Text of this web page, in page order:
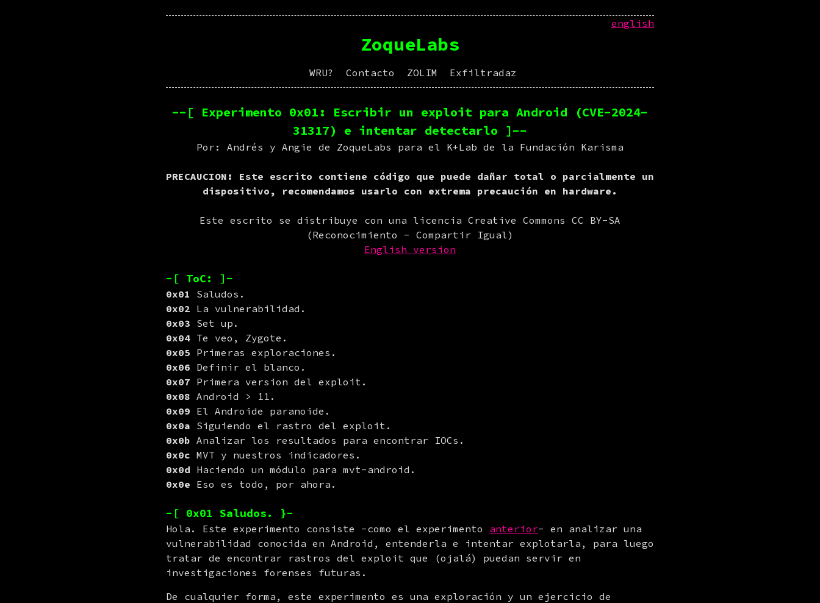
english
ZoqueLabs
WRU? Contacto ZOLIM Exfiltradaz
--[ Experimento 0x01: Escribir un exploit para Android (CVE-2024-
31317) e intentar detectarlo ]--
Por: Andrés y Angie de ZoqueLabs para el K+Lab de la Fundación Karisma
PRECAUCION: Este escrito contiene código que puede dañar total o parcialmente un
dispositivo, recomendamos usarlo con extrema precaución en hardware.
Este escrito se distribuye con una licencia Creative Commons CC BY-SA
(Reconocimiento - Compartir Igual)
English version
-[ ToC: ]-
0x01
0x02
0x03
0x04
0x05
0x06
0x07
0x08
0x09
0x0a
0x0b
0x0c
0x0d
0x0e Eso es todo, por ahora.
-[ 0x01 Saludos. }-
Hola. Este experimento consiste -como el experimento anterior- en analizar una
vulnerabilidad conocida en Android, entenderla e intentar explotarla, para luego
tratar de encontrar rastros del exploit que (ojalá) puedan servir en
investigaciones forenses futuras.
De cualquier forma, este experimento es una exploración y un ejercicio de